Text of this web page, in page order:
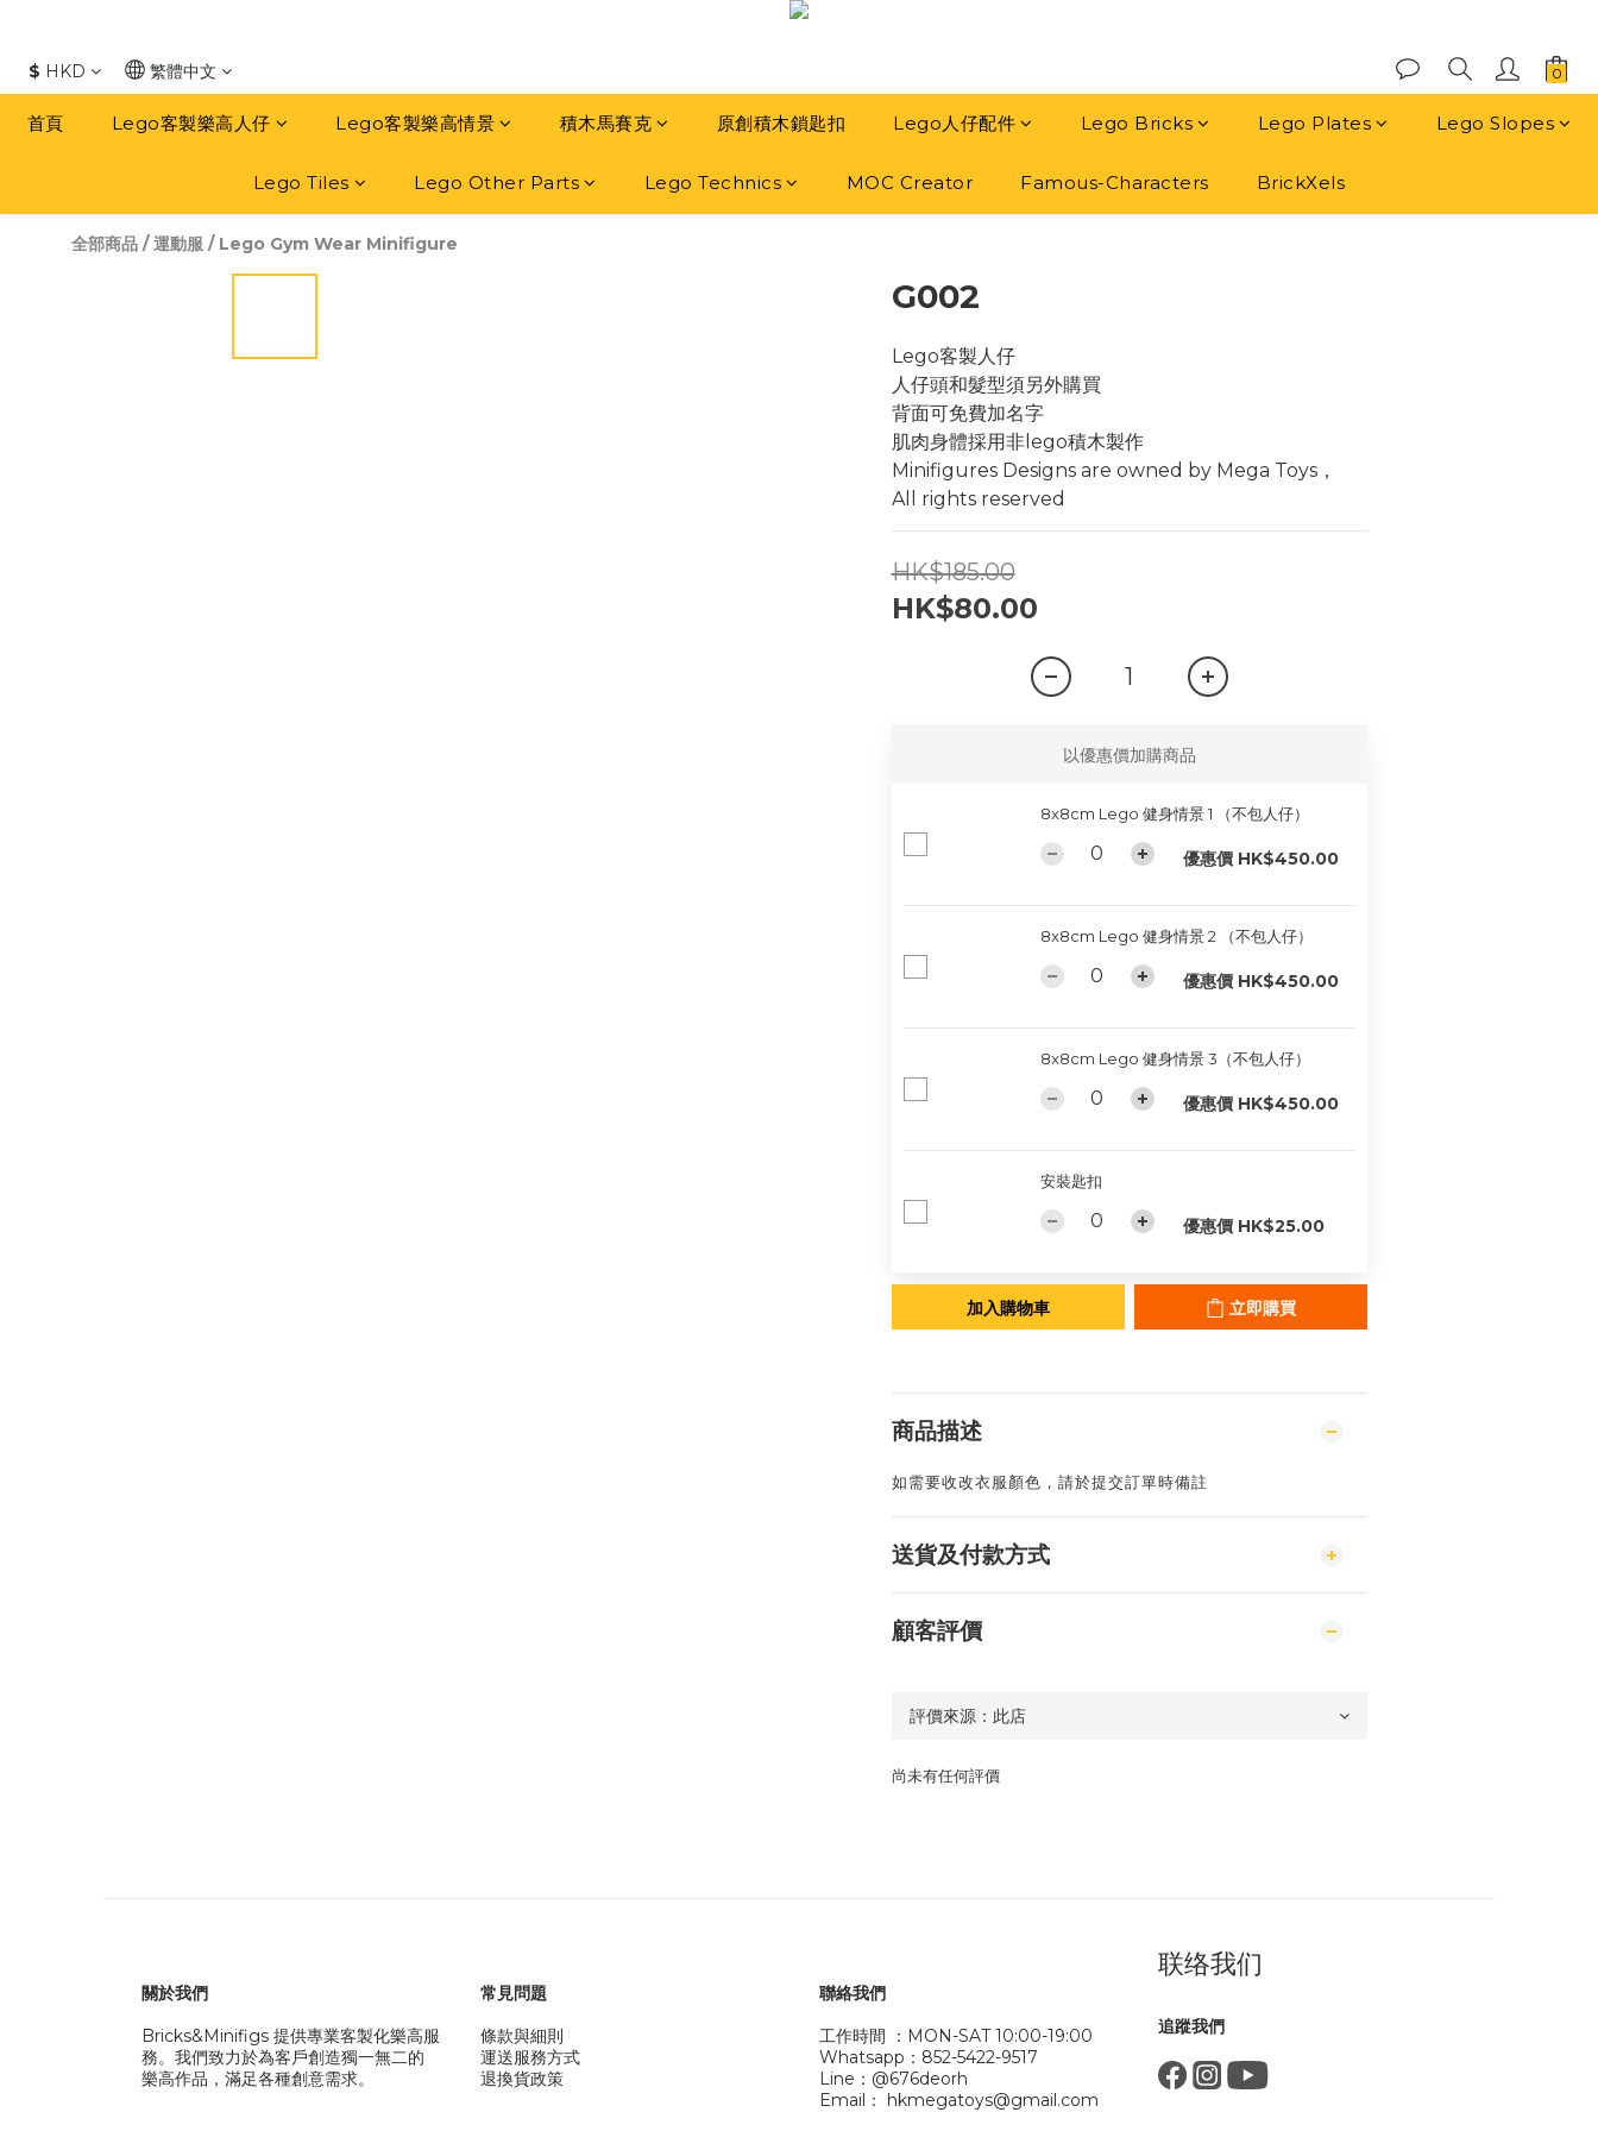
$ HKD 繁體中文
首頁 Lego客製樂高人仔 Lego客製樂高情景 積木馬賽克 原創積木鎖匙扣 Lego人仔配件 Lego Bricks Lego Plates Lego Slopes
Lego Tiles Lego Other Parts Lego Technics MOC Creator Famous-Characters BrickXels
全部商品 /運動服 / Lego Gym Wear Minifigure
G002
Lego客製人仔
人仔頭和髮型須另外購買
背面可免費加名字
肌肉身體採用非lego積木製作
Minifigures Designs are owned by Mega Toys，
All rights reserved
HK$185.00
HK$80.00
以優惠價加購商品
8x8cm Lego 健身情景 1 （不包人仔）
優惠價 HK$450.00
8x8cm Lego 健身情景 2 （不包人仔）
優惠價 HK$450.00
8x8cm Lego 健身情景 3（不包人仔）
優惠價 HK$450.00
安裝匙扣
優惠價 HK$25.00
加入購物車 立即購買
商品描述
如需要收改衣服顏色，請於提交訂單時備註
送貨及付款方式
顧客評價
尚未有任何評價
關於我們
Bricks&Minifigs 提供專業客製化樂高服
務。我們致力於為客戶創造獨一無二的
樂高作品，滿足各種創意需求。
常見問題
條款與細則
運送服務方式
退換貨政策
聯絡我們
工作時間 ：MON-SAT 10:00-19:00
Whatsapp：852-5422-9517
Line：@676deorh
Email： hkmegatoys@gmail.com
联络我们
追蹤我們